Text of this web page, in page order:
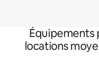
Équipements
locations